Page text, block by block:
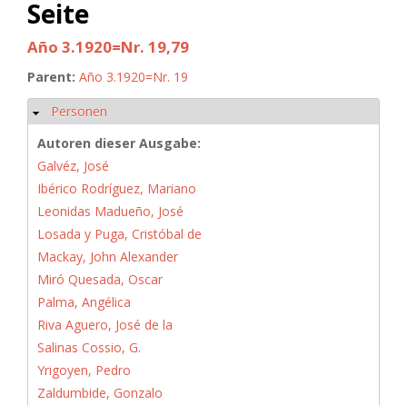
Seite
Año 3.1920=Nr. 19,79
Parent: Año 3.1920=Nr. 19
Hide
Personen
Autoren dieser Ausgabe:
Galvéz, José
Ibérico Rodríguez, Mariano
Leonidas Madueño, José
Losada y Puga, Cristóbal de
Mackay, John Alexander
Miró Quesada, Oscar
Palma, Angélica
Riva Aguero, José de la
Salinas Cossio, G.
Yrigoyen, Pedro
Zaldumbide, Gonzalo